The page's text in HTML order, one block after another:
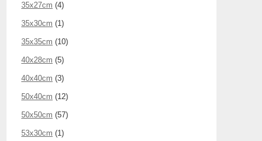
35x27cm (4)
35x30cm (1)
35x35cm (10)
40x28cm (5)
40x40cm (3)
50x40cm (12)
50x50cm (57)
53x30cm (1)